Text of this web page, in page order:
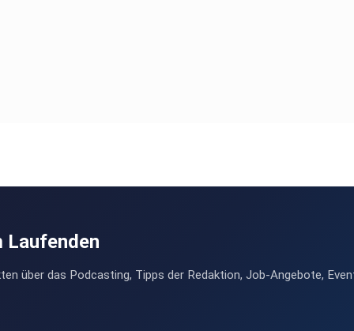
Laufenden
über das Podcasting, Tipps der Redaktion, Job-Angebote,